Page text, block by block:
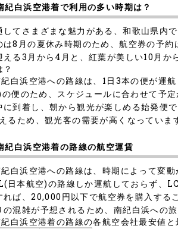
白浜空港着で利用の多い時期は？
てさまざまな魅力がある、和歌山県内
8月の夏休み時期のため、航空券の予約
える3月から4月と、紅葉が美しい10月か
白浜空港への路線は、1日3本の便が運航
便のため、スケジュールに合わせて予定
到着し、朝から観光が楽しめる始発便で
るため、観光客の需要が高くなっていま
白浜空港着の路線の航空運賃
白浜空港への路線は、時期によって変
本航空)の路線しか運航しておらず、
ば、20,000円以下で航空券を購入する
混雑が予想されるため、南紀白浜への
白浜空港着の路線の各航空会社最安値と